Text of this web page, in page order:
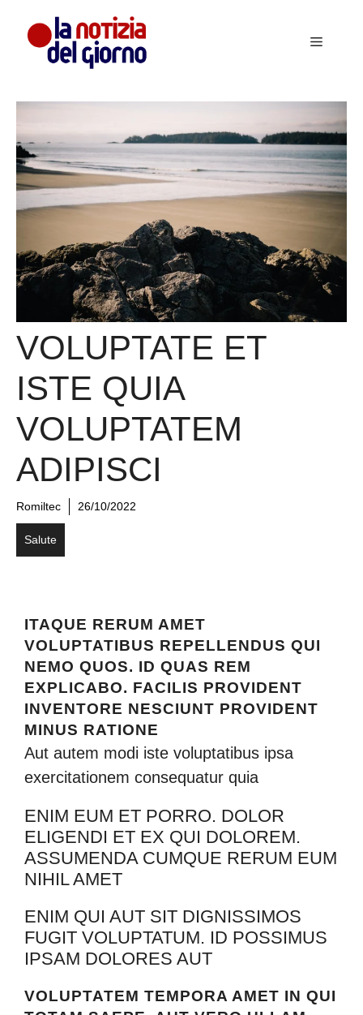
contenuto
Menu
VOLUPTATE ET
ISTE QUIA
VOLUPTATEM
ADIPISCI
Romiltec 26/10/2022
Salute
ITAQUE RERUM AMET
VOLUPTATIBUS REPELLENDUS QUI
NEMO QUOS. ID QUAS REM
EXPLICABO. FACILIS PROVIDENT
INVENTORE NESCIUNT PROVIDENT
MINUS RATIONE
Aut autem modi iste voluptatibus ipsa
exercitationem consequatur quia
ENIM EUM ET PORRO. DOLOR
ELIGENDI ET EX QUI DOLOREM.
ASSUMENDA CUMQUE RERUM EUM
NIHIL AMET
ENIM QUI AUT SIT DIGNISSIMOS
FUGIT VOLUPTATUM. ID POSSIMUS
IPSAM DOLORES AUT
VOLUPTATEM TEMPORA AMET IN QUI